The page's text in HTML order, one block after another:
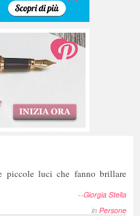
piccole luci che fanno brillare
--Giorgia Stella
in Persone